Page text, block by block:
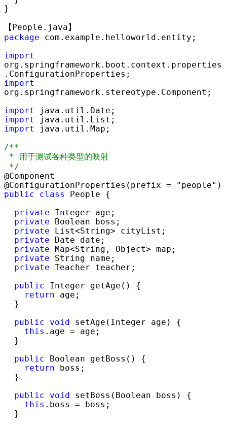
}
package com.example.helloworld.entity;
import
org.springframework.boot.context.properties
import
org.springframework.stereotype.Component;
import
import
import
java.util.Map;
/**
*/
@Component
@ConfigurationProperties(prefix = "people"
public
class
People {
private Integer age;
private Boolean boss;
private List<String> cityList;
private Date date;
private Map<String, Object> map;
private String name;
private Teacher teacher;
public Integer getAge() {
return age;
public
void
setAge(Integer age) {
this .age = age;
public Boolean getBoss() {
return boss;
public
void
setBoss(Boolean boss) {
this .boss = boss;